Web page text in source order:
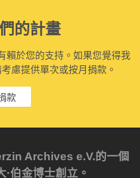
的計畫
賴於您的支持。如果您覺得我
慮提供單次或按月捐款。
款
Archives e.V.的一個
伯金博士創立。